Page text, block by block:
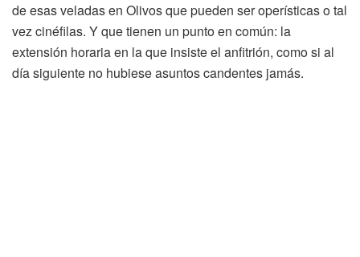
de esas veladas en Olivos que pueden ser operísticas o tal
vez cinéfilas. Y que tienen un punto en común: la
extensión horaria en la que insiste el anfitrión, como si al
día siguiente no hubiese asuntos candentes jamás.